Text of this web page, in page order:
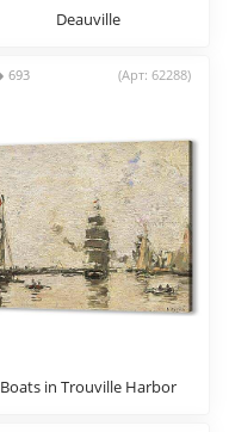
Deauville
693 (Арт: 62288)
Boats in Trouville Harbor